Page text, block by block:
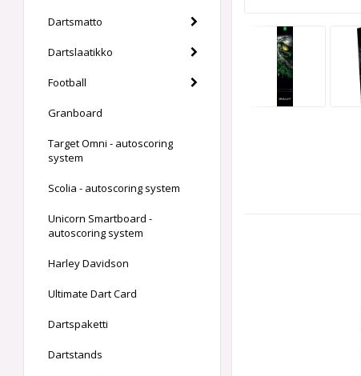
Dartsmatto
Dartslaatikko
Football
Granboard
Target Omni - autoscoring
system
Scolia - autoscoring system
Unicorn Smartboard -
autoscoring system
Harley Davidson
Ultimate Dart Card
Dartspaketti
Dartstands